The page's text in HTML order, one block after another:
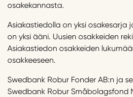
osakekannasta.
Asiakastiedolla on yksi osakesarja
on yksi ääni. Uusien osakkeiden
Asiakastiedon osakkeiden
osakkeeseen.
Swedbank Robur Fonder AB:n ja
Swedbank Robur Småbolagsfond